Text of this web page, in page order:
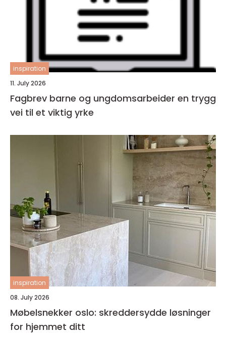
inspiration
11. July 2026
Fagbrev barne og ungdomsarbeider en trygg
vei til et viktig yrke
inspiration
08. July 2026
Møbelsnekker oslo: skreddersydde løsninger
for hjemmet ditt